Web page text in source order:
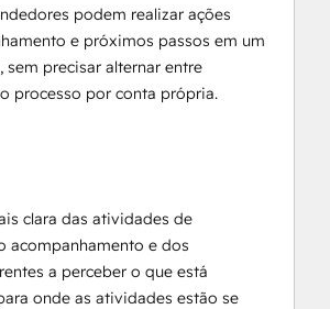
podem realizar ações
e próximos passos em um
precisar alternar entre
processo por conta própria.
clara das atividades de
acompanhamento e dos
a perceber o que está
onde as atividades estão se